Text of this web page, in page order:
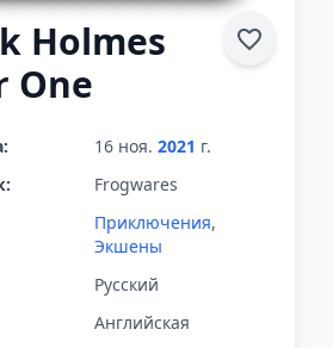
Holmes
One
16 ноя. 2021 г.
Frogwares
Приключения,
Экшены
Русский
Английская